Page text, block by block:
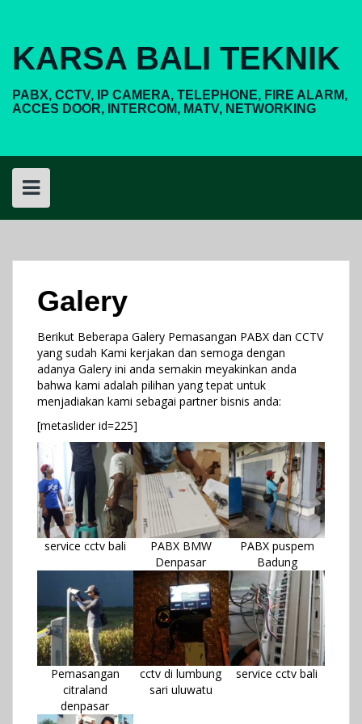
KARSA BALI TEKNIK
PABX, CCTV, IP CAMERA, TELEPHONE, FIRE ALARM,
ACCES DOOR, INTERCOM, MATV, NETWORKING
Galery
Berikut Beberapa Galery Pemasangan PABX dan CCTV
yang sudah Kami kerjakan dan semoga dengan
adanya Galery ini anda semakin meyakinkan anda
bahwa kami adalah pilihan yang tepat untuk
menjadiakan kami sebagai partner bisnis anda:
[metaslider id=225]
service cctv bali
PABX BMW
Denpasar
PABX puspem
Badung
Pemasangan
citraland
denpasar
cctv di lumbung
sari uluwatu
service cctv bali